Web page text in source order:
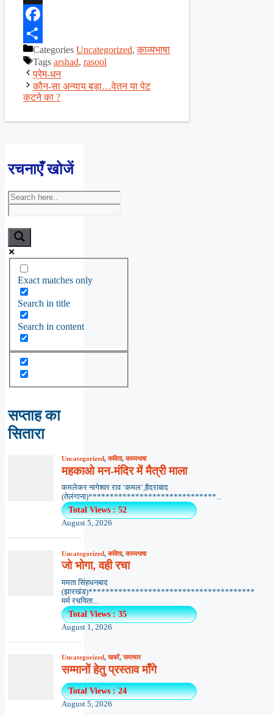
X
Facebook
ShareCategories Uncategorized,काव्यभाषा
Tags arshad, rasool
प्रेम-धन
कौन-सा अन्याय बड़ा…वेतन या पेट
कटने का ?
रचनाएँ खोजें
Exact matches only
Search in title
Search in content
सप्ताह का
सितारा
Uncategorized,कविता,काव्यभाषा
महकाओ मन-मंदिर में मैत्री माला
कमलेकर नागेश्वर राव ‘कमल’,हैदराबाद
(तेलंगाना)******************************...
Total Views : 52
August 5, 2026
Uncategorized,कविता,काव्यभाषा
जो भोगा, वही रचा
ममता सिंहधनबाद
(झारखंड)***************************************
मर्म रचयिता...
Total Views : 35
August 1, 2026
Uncategorized,खबरें,समाचार
सम्मानों हेतु प्रस्ताव माँगे
Total Views : 24
August 5, 2026